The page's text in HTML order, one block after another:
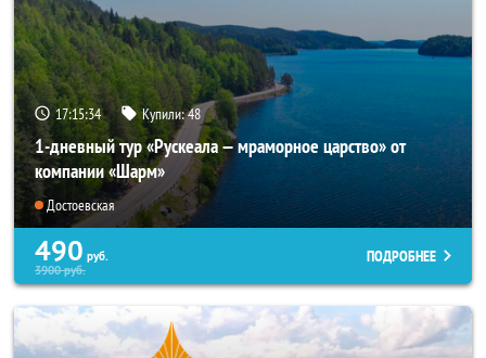
17:15:33 Купили:48
1-дневный тур «Рускеала — мраморное царство» от
компании «Шарм»
Достоевская
490 руб.
3900руб.
ПОДРОБНЕЕ